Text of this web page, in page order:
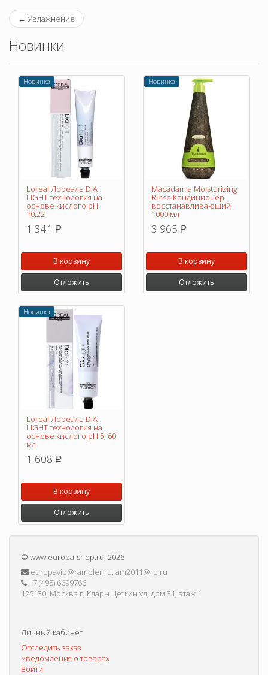
← Увлажнение
Новинки
Новинка
Loreal Лореаль DIA
LIGHT технология на
основе кислого pH
10.22
1 341 p
В корзину
Отложить
Новинка
Macadamia Moisturizing
Rinse Кондиционер
восстанавливающий
1000 мл
3 965 p
В корзину
Отложить
Новинка
Loreal Лореаль DIA
LIGHT технология на
основе кислого pH 5, 60
мл
1 608 p
В корзину
Отложить
© www.europa-shop.ru, 2026
europavip@rambler.ru, am2011@ro.ru
+7 (495) 6699766
125130, Москва г, Клары Цеткин ул, дом 31, этаж 1
Личный кабинет
Отследить заказ
Уведомления о товарах
Войти